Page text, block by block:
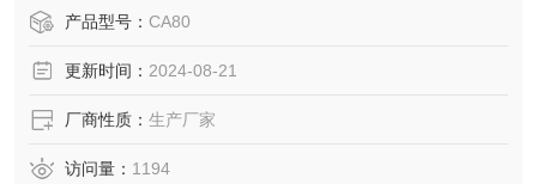
展等过程分析。广泛应用于化工、医药、食品、电子、印
产品型号： CA80
更新时间： 2024-08-21
厂商性质： 生产厂家
访问量： 1194